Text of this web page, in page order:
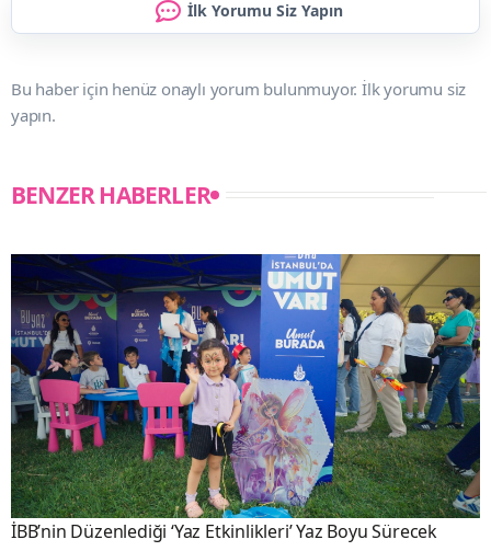
İlk Yorumu Siz Yapın
Bu haber için henüz onaylı yorum bulunmuyor. İlk yorumu siz
yapın.
BENZER HABERLER
İBB’nin Düzenlediği ‘Yaz Etkinlikleri’ Yaz Boyu Sürecek